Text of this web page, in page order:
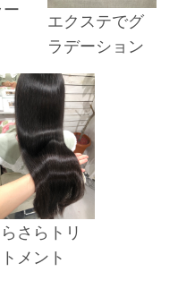
エクステでグ
ラデーション
さらトリ
メント